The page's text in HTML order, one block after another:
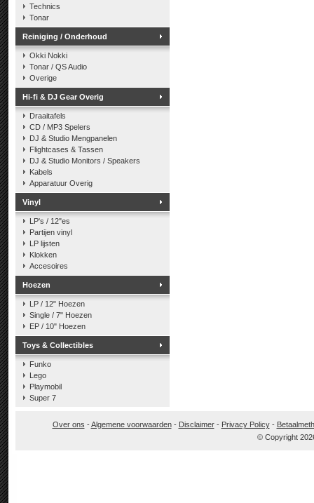
Technics
Tonar
Reiniging / Onderhoud
Okki Nokki
Tonar / QS Audio
Overige
Hi-fi & DJ Gear Overig
Draaitafels
CD / MP3 Spelers
DJ & Studio Mengpanelen
Flightcases & Tassen
DJ & Studio Monitors / Speakers
Kabels
Apparatuur Overig
Vinyl
LP's / 12"es
Partijen vinyl
LP lijsten
Klokken
Accesoires
Hoezen
LP / 12" Hoezen
Single / 7" Hoezen
EP / 10" Hoezen
Toys & Collectibles
Funko
Lego
Playmobil
Super 7
Over ons -Algemene voorwaarden- Disclaimer- Privacy Policy-
© Copyright